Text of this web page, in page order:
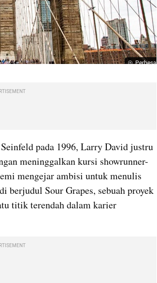
Perbesar
pada 1996, Larry David justru
meninggalkan kursi showrunner-
mengejar ambisi untuk menulis
berjudul Sour Grapes, sebuah proyek
titik terendah dalam karier